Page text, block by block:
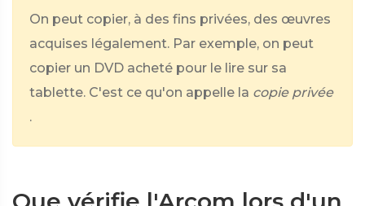
On peut copier, à des fins privées, des œuvres
acquises légalement. Par exemple, on peut
copier un DVD acheté pour le lire sur sa
tablette. C'est ce qu'on appelle la copie privée
.